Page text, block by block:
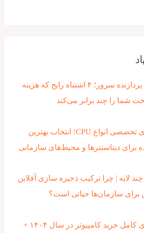
بهترین پردازنده‌ سرور؛ ۴ اشتباه رایج که هزینه
شما را چند برابر می‌کند
راهنمای تخصصی انواع CPU؛ انتخاب بهترین
برای دیتاسنترها و محیط‌های سازمانی
چند لایه | چرا ترکیب ذخیره‌ سازی آفلاین
برای سازمان‌ها حیاتی است؟
راهنمای کامل خرید کامپیوتر در سال ۱۴۰۴ +